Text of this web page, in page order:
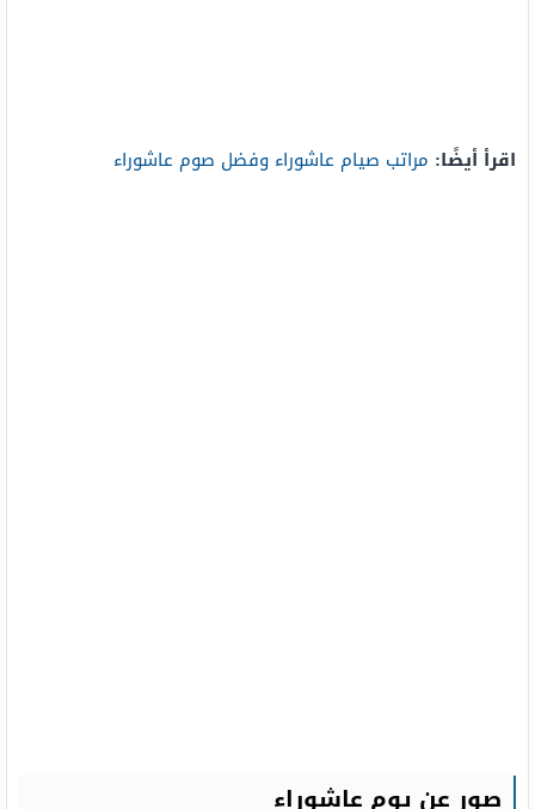
اقرأ أيضًا: مراتب صيام عاشوراء وفضل صوم عاشوراء
صور عن يوم عاشوراء